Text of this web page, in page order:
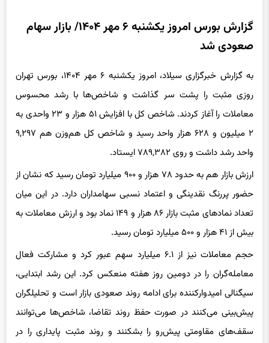
گزارش بورس امروز یکشنبه ۶ مهر ۱۴۰۴/ بازار سهام
صعودی شد
به گزارش خبرگزاری سیلاد، امروز یکشنبه ۶ مهر ۱۴۰۴، بورس تهران
روزی مثبت را پشت سر گذاشت و شاخص‌ها با رشد محسوس
معاملات را آغاز کردند. شاخص کل با افزایش ۵۱ هزار و ۲۳ واحدی به
۲ میلیون و ۶۲۸ هزار واحد رسید و شاخص کل هم‌وزن هم ۹,۲۹۷
واحد رشد داشت و روی ۷۸۹,۳۸۲ ایستاد.
ارزش بازار هم به حدود ۷۸ هزار و ۹۰۰ میلیارد تومان رسید که نشان از
حضور پررنگ نقدینگی و اعتماد نسبی سهامداران دارد. در این میان
تعداد نمادهای مثبت بازار ۸۶ هزار و ۱۴۹ نماد بود و ارزش معاملات به
بیش از ۴۱ هزار و ۵۰۰ میلیارد تومان رسید.
حجم معاملات نیز از ۶.۱ میلیارد سهم عبور کرد و مشارکت فعال
معامله‌گران را در دومین روز هفته منعکس کرد. این رشد ابتدایی،
سیگنالی امیدوارکننده برای ادامه روند صعودی بازار است و تحلیلگران
پیش‌بینی می‌کنند در صورت حفظ روند تقاضا، شاخص‌ها می‌توانند
سقف‌های مقاومتی پیش‌رو را بشکنند و روند مثبت پایداری را در